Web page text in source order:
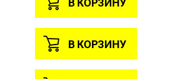
В КОРЗИНУ
В КОРЗИНУ